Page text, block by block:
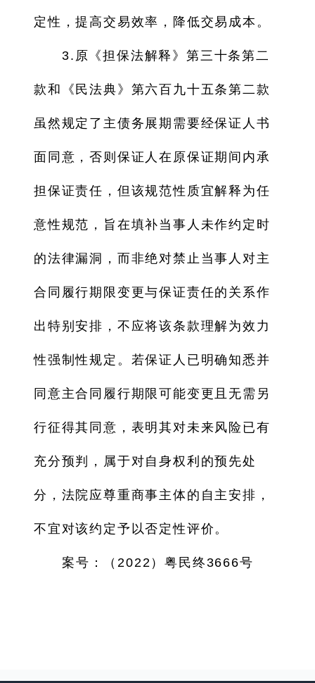
定性，提高交易效率，降低交易成本。
3.原《担保法解释》第三十条第二
款和《民法典》第六百九十五条第二款
虽然规定了主债务展期需要经保证人书
面同意，否则保证人在原保证期间内承
担保证责任，但该规范性质宜解释为任
意性规范，旨在填补当事人未作约定时
的法律漏洞，而非绝对禁止当事人对主
合同履行期限变更与保证责任的关系作
出特别安排，不应将该条款理解为效力
性强制性规定。若保证人已明确知悉并
同意主合同履行期限可能变更且无需另
行征得其同意，表明其对未来风险已有
充分预判，属于对自身权利的预先处
分，法院应尊重商事主体的自主安排，
不宜对该约定予以否定性评价。
案号：（2022）粤民终3666号